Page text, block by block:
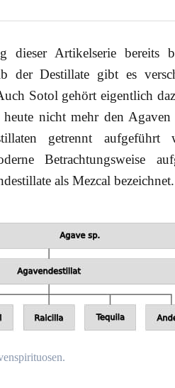
Artikelserie bereits
der Destillate gibt es
Sotol gehört eigentlich
heute nicht mehr den
getrennt aufgeführt
Betrachtungsweise
als Mezcal bezeichnet.